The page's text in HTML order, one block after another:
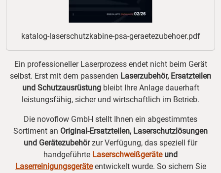
katalog-laserschutzkabine-psa-geraetezubehoer.pdf
Ein professioneller Laserprozess endet nicht beim Gerät
selbst. Erst mit dem passenden Laserzubehör, Ersatzteilen
und Schutzausrüstungbleibt Ihre Anlage dauerhaft
leistungsfähig, sicher und wirtschaftlich im Betrieb.
Die novoflow GmbH stellt Ihnen ein abgestimmtes
Sortiment an Original-Ersatzteilen, Laserschutzlösungen
und Gerätezubehörzur Verfügung, das speziell für
handgeführte Laserschweißgeräteund
Laserreinigungsgeräteentwickelt wurde. So sichern Sie